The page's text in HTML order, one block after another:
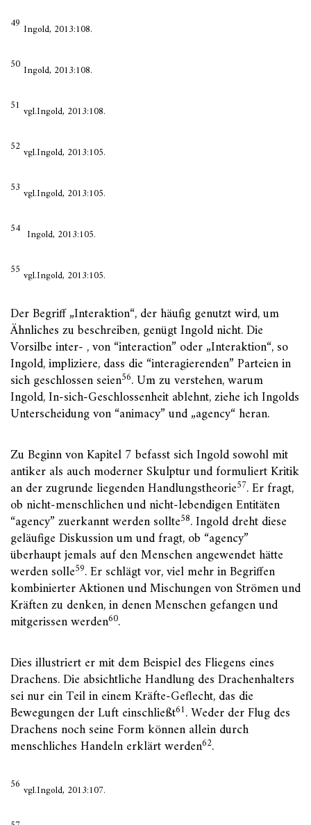
49 Ingold, 2013:108.
50 Ingold, 2013:108.
51 vgl.Ingold, 2013:108.
52 vgl.Ingold, 2013:105.
53 vgl.Ingold, 2013:105.
54 Ingold, 2013:105.
55 vgl.Ingold, 2013:105.
Der Begriff „Interaktion“, der häufig genutzt wird, um
Ähnliches zu beschreiben, genügt Ingold nicht. Die
Vorsilbe inter- , von “interaction” oder „Interaktion“, so
Ingold, impliziere, dass die “interagierenden” Parteien in
sich geschlossen seien56. Um zu verstehen, warum
Ingold, In-sich-Geschlossenheit ablehnt, ziehe ich Ingolds
Unterscheidung von “animacy” und „agency“ heran.
Zu Beginn von Kapitel 7 befasst sich Ingold sowohl mit
antiker als auch moderner Skulptur und formuliert Kritik
an der zugrunde liegenden Handlungstheorie57. Er fragt,
ob nicht-menschlichen und nicht-lebendigen Entitäten
“agency” zuerkannt werden sollte58. Ingold dreht diese
geläufige Diskussion um und fragt, ob “agency”
überhaupt jemals auf den Menschen angewendet hätte
werden solle59. Er schlägt vor, viel mehr in Begriffen
kombinierter Aktionen und Mischungen von Strömen und
Kräften zu denken, in denen Menschen gefangen und
mitgerissen werden60.
Dies illustriert er mit dem Beispiel des Fliegens eines
Drachens. Die absichtliche Handlung des Drachenhalters
sei nur ein Teil in einem Kräfte-Geflecht, das die
Bewegungen der Luft einschließt61. Weder der Flug des
Drachens noch seine Form können allein durch
menschliches Handeln erklärt werden62.
56 vgl.Ingold, 2013:107.